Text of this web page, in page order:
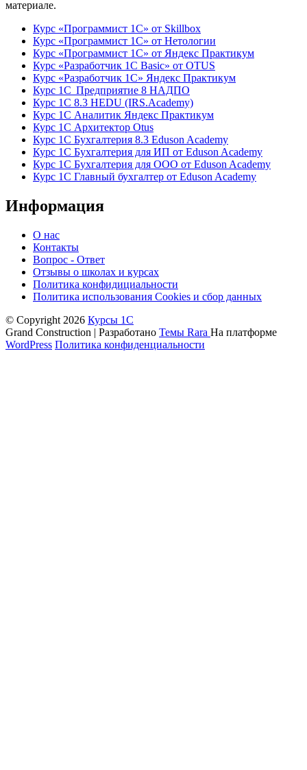
материале.
Курс «Программист 1С» от Skillbox
Курс «Программист 1С» от Нетологии
Курс «Программист 1С» от Яндекс Практикум
Курс «Разработчик 1С Basic» от OTUS
Курс «Разработчик 1С» Яндекс Практикум
Курс 1С Предприятие 8 НАДПО
Курс 1С 8.3 HEDU (IRS.Academy)
Курс 1С Аналитик Яндекс Практикум
Курс 1С Архитектор Otus
Курс 1С Бухгалтерия 8.3 Eduson Academy
Курс 1С Бухгалтерия для ИП от Eduson Academy
Курс 1С Бухгалтерия для ООО от Eduson Academy
Курс 1С Главный бухгалтер от Eduson Academy
Информация
О нас
Контакты
Вопрос - Ответ
Отзывы о школах и курсах
Политика конфидициальности
Политика использования Cookies и сбор данных
© Copyright 2026 Курсы 1С
Grand Construction | Разработано Темы Rara На платформе
WordPress Политика конфиденциальности